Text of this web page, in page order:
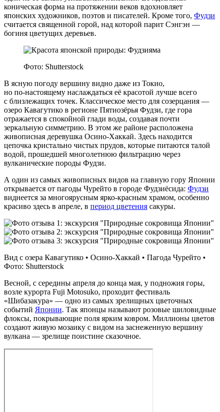
коническая форма на протяжении веков вдохновляет
японских художников, поэтов и писателей. Кроме того, Фудзи
считается священной горой, над которой парит Сэнгэн —
богиня цветущих деревьев.
Фото: Shutterstock
В ясную погоду вершину видно даже из Токио,
но по‑настоящему наслаждаться её красотой лучше всего
с близлежащих точек. Классическое место для созерцания —
озеро Кавагутико в регионе Пятиозёрья Фудзи, где гора
отражается в спокойной глади воды, создавая почти
зеркальную симметрию. В этом же районе расположена
живописная деревушка Осино‑Хаккай. Здесь находится
цепочка кристально чистых прудов, которые питаются талой
водой, прошедшей многолетнюю фильтрацию через
вулканические породы Фудзи.
А один из самых живописных видов на главную гору Японии
открывается от пагоды Чурейто в городе Фудзиёсида: Фудзи
виднеется за многоярусным ярко‑красным храмом, особенно
красиво здесь в апреле, в период цветения сакуры.
Вид с озера Кавагутико • Осино‑Хаккай • Пагода Чурейто •
Фото: Shutterstock
Весной, с середины апреля до конца мая, у подножия горы,
возле курорта Fuji Motosuko, проходит фестиваль
«Шибазакура» — одно из самых зрелищных цветочных
событий Японии. Так японцы называют розовые шиловидные
флоксы, покрывающие поля ярким ковром. Миллионы цветов
создают живую мозаику с видом на заснеженную вершину
вулкана — зрелище поистине сказочное.